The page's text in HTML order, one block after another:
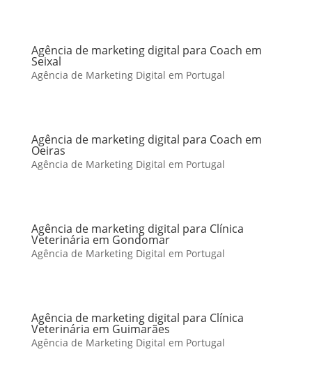
Agência de marketing digital para Coach em
Seixal
Agência de Marketing Digital em Portugal
Agência de marketing digital para Coach em
Oeiras
Agência de Marketing Digital em Portugal
Agência de marketing digital para Clínica
Veterinária em Gondomar
Agência de Marketing Digital em Portugal
Agência de marketing digital para Clínica
Veterinária em Guimarães
Agência de Marketing Digital em Portugal